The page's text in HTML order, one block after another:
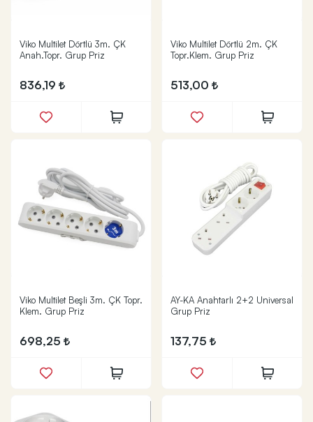
Viko Multilet Dörtlü 3m. ÇK
Anah.Topr. Grup Priz
836,19
Viko Multilet Dörtlü 2m. ÇK
Topr.Klem. Grup Priz
513,00
Viko Multilet Beşli 3m. ÇK Topr.
Klem. Grup Priz
698,25
AY-KA Anahtarlı 2+2 Universal
Grup Priz
137,75